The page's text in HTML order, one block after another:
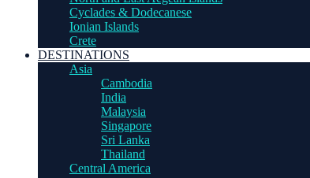
Cyclades & Dodecanese
Ionian Islands
Crete
DESTINATIONS
Asia
Cambodia
India
Malaysia
Singapore
Sri Lanka
Thailand
Central America